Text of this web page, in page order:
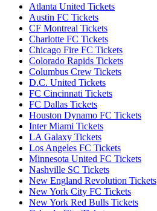
Atlanta United Tickets
Austin FC Tickets
CF Montreal Tickets
Charlotte FC Tickets
Chicago Fire FC Tickets
Colorado Rapids Tickets
Columbus Crew Tickets
D.C. United Tickets
FC Cincinnati Tickets
FC Dallas Tickets
Houston Dynamo FC Tickets
Inter Miami Tickets
LA Galaxy Tickets
Los Angeles FC Tickets
Minnesota United FC Tickets
Nashville SC Tickets
New England Revolution Tickets
New York City FC Tickets
New York Red Bulls Tickets